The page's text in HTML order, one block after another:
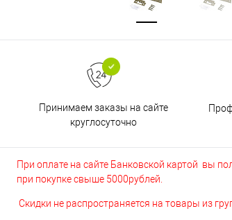
Принимаем заказы на сайте
круглосуточно
При оплате на сайте Банковской картой вы
при покупке свыше 5000рублей.
Скидки не распространяется на товары из